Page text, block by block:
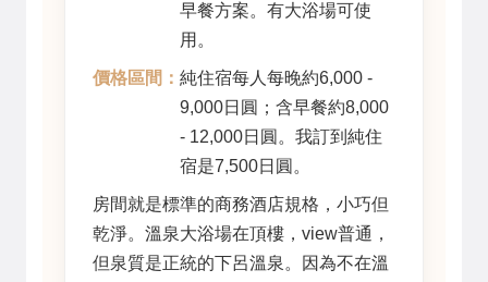
早餐方案。有大浴場可使
用。
價格區間： 純住宿每人每晚約6,000 -
9,000日圓；含早餐約8,000
- 12,000日圓。我訂到純住
宿是7,500日圓。
房間就是標準的商務酒店規格，小巧但
乾淨。溫泉大浴場在頂樓，view普通，
但泉質是正統的下呂溫泉。因為不在溫